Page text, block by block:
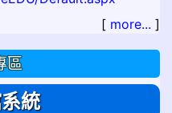
[ more... ]
區
統